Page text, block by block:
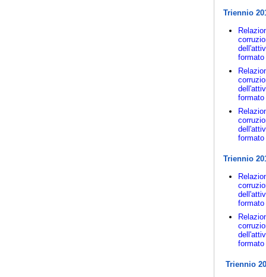
Triennio
formato
Triennio
formato
Triennio